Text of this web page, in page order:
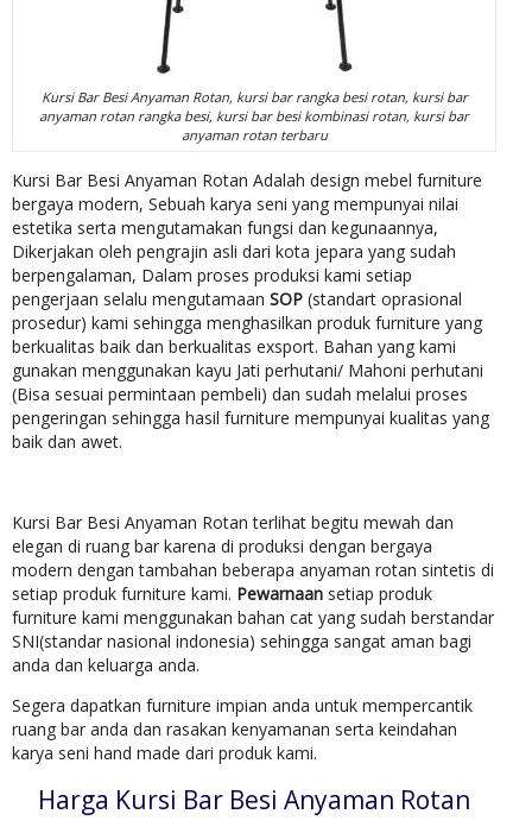
Kursi Bar Besi Anyaman Rotan, kursi bar rangka besi rotan, kursi bar
anyaman rotan rangka besi, kursi bar besi kombinasi rotan, kursi bar
anyaman rotan terbaru
Kursi Bar Besi Anyaman Rotan Adalah design mebel furniture
bergaya modern, Sebuah karya seni yang mempunyai nilai
estetika serta mengutamakan fungsi dan kegunaannya,
Dikerjakan oleh pengrajin asli dari kota jepara yang sudah
berpengalaman, Dalam proses produksi kami setiap
pengerjaan selalu mengutamaan SOP (standart oprasional
prosedur) kami sehingga menghasilkan produk furniture yang
berkualitas baik dan berkualitas exsport. Bahan yang kami
gunakan menggunakan kayu Jati perhutani/ Mahoni perhutani
(Bisa sesuai permintaan pembeli) dan sudah melalui proses
pengeringan sehingga hasil furniture mempunyai kualitas yang
baik dan awet.
Kursi Bar Besi Anyaman Rotan terlihat begitu mewah dan
elegan di ruang bar karena di produksi dengan bergaya
modern dengan tambahan beberapa anyaman rotan sintetis di
setiap produk furniture kami. Pewarnaan setiap produk
furniture kami menggunakan bahan cat yang sudah berstandar
SNI(standar nasional indonesia) sehingga sangat aman bagi
anda dan keluarga anda.
Segera dapatkan furniture impian anda untuk mempercantik
ruang bar anda dan rasakan kenyamanan serta keindahan
karya seni hand made dari produk kami.
Harga Kursi Bar Besi Anyaman Rotan